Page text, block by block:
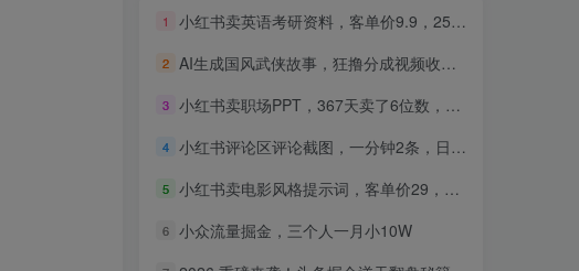
1 小红书卖英语考研资料，客单价9.9，250天卖了16w!
2 AI生成国风武侠故事，狂撸分成视频收益，轻松日入1000+【可多平台分发】！
3 小红书卖职场PPT，367天卖了6位数，从0-1全流程讲解
4 小红书评论区评论截图，一分钟2条，日入几千，多劳多得!
5 小红书卖电影风格提示词，客单价29，50多天卖了790单，小白直接抄作业！
6 小众流量掘金，三个人一月小10W